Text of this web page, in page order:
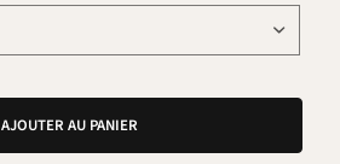
AJOUTER AU PANIER